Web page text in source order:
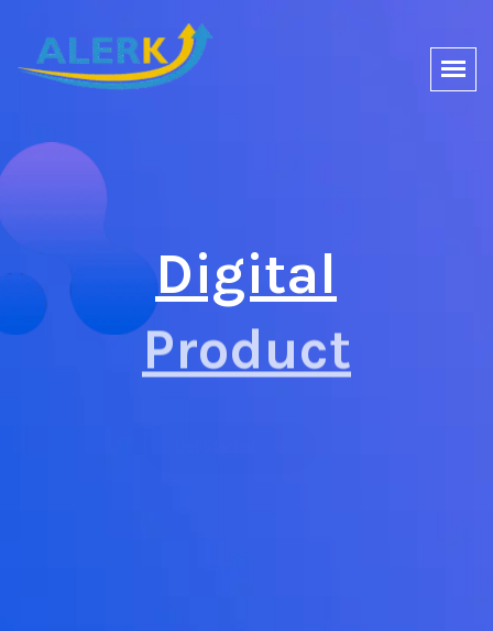
Product
Digital